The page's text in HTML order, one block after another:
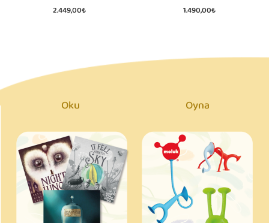
ve Kitap
2.449,00₺ 1.490,00₺
Oku Oyna